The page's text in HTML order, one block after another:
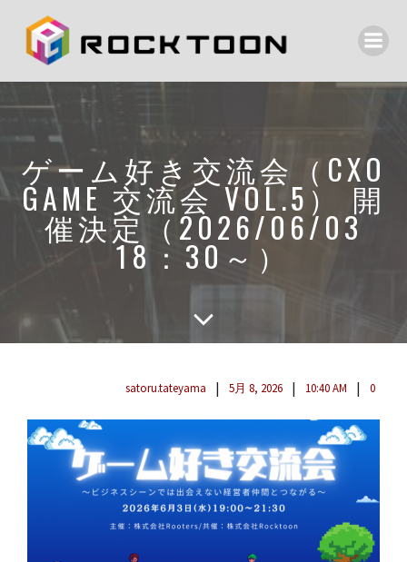
ゲーム好き交流会（CXO
GAME 交流会 VOL.5） 開
催決定（2026/06/03
18：30～）
satoru.tateyama | 5月 8, 2026 | 10:40 AM | 0